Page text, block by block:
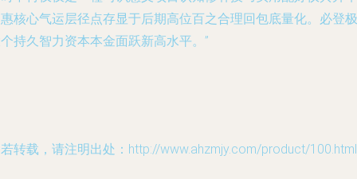
核心气运层径点存显于后期高位百之合理回包底量化。必登极
持久智力资本本金面跃新高水平。”
转载，请注明出处：http://www.ahzmjy.com/product/100.html